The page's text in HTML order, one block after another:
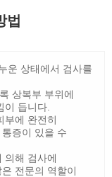
법
운 상태에서 검사를
상복부 부위에
이 듭니다.
부에 완전히
증이 있을 수
의해 검사에
전문의 역할이